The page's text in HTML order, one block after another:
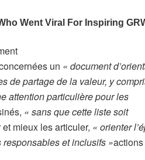
un « document
de partage de la valeur, y
attention particulière pour les
« sans que cette liste soit
mieux les articuler, « orienter
et inclusifs »